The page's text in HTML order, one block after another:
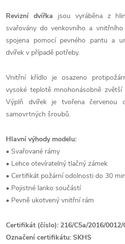
Revizní dvířka jsou vyráběna z
svařovány do venkovního a
spojena pomocí pevného pantu a
dvířek v případě potřeby.
Vnitřní křídlo je osazeno
vysoké teplotě mnohonásobně
Výplň dvířek je tvořena červenou
samovrtných šroubů.
Hlavní výhody modelu:
• Svařované rámy
• Lehce otevíratelný tlačný zámek
• Certifikát požární odolnosti do 30
• Pojistné lanko součástí
• Pevně ukotvený vnitřní rám
Certifikát (číslo): 216/C5a/2016/0012/
Označení certifikátu: SKHS